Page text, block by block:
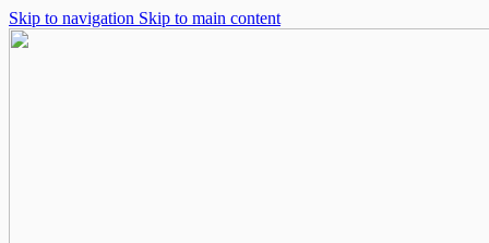
Skip to navigation Skip to main content